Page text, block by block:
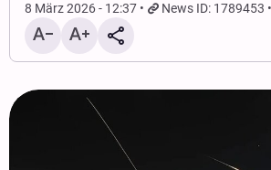
8 März 2026 - 12:37 News ID: 1789453